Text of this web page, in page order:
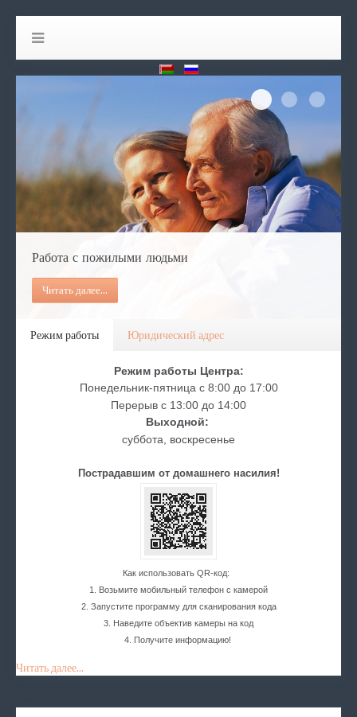
Работа с пожилыми людьми
Читать далее...
Работа с
Работа с
Режим работы Юридический адрес
Режим работы Центра:
Понедельник-пятница с 8:00 до 17:00
Перерыв с 13:00 до 14:00
Выходной:
суббота, воскресенье
Пострадавшим от домашнего насилия!
Как использовать QR-код:
1. Возьмите мобильный телефон с камерой
2. Запустите программу для сканирования кода
3. Наведите объектив камеры на код
4. Получите информацию!
Читать далее...